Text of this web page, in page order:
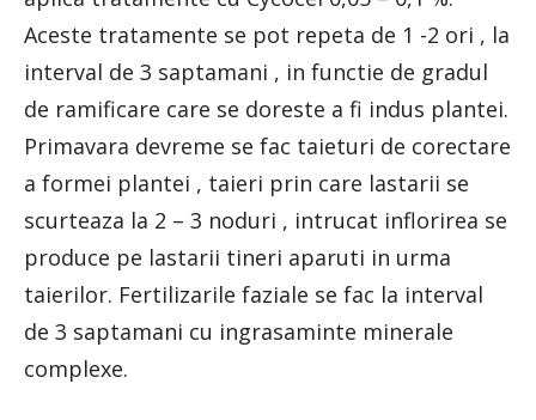
Aceste tratamente se pot repeta de 1 -2 ori , la
interval de 3 saptamani , in functie de gradul
de ramificare care se doreste a fi indus plantei.
Primavara devreme se fac taieturi de corectare
a formei plantei , taieri prin care lastarii se
scurteaza la 2 – 3 noduri , intrucat inflorirea se
produce pe lastarii tineri aparuti in urma
taierilor. Fertilizarile faziale se fac la interval
de 3 saptamani cu ingrasaminte minerale
complexe.